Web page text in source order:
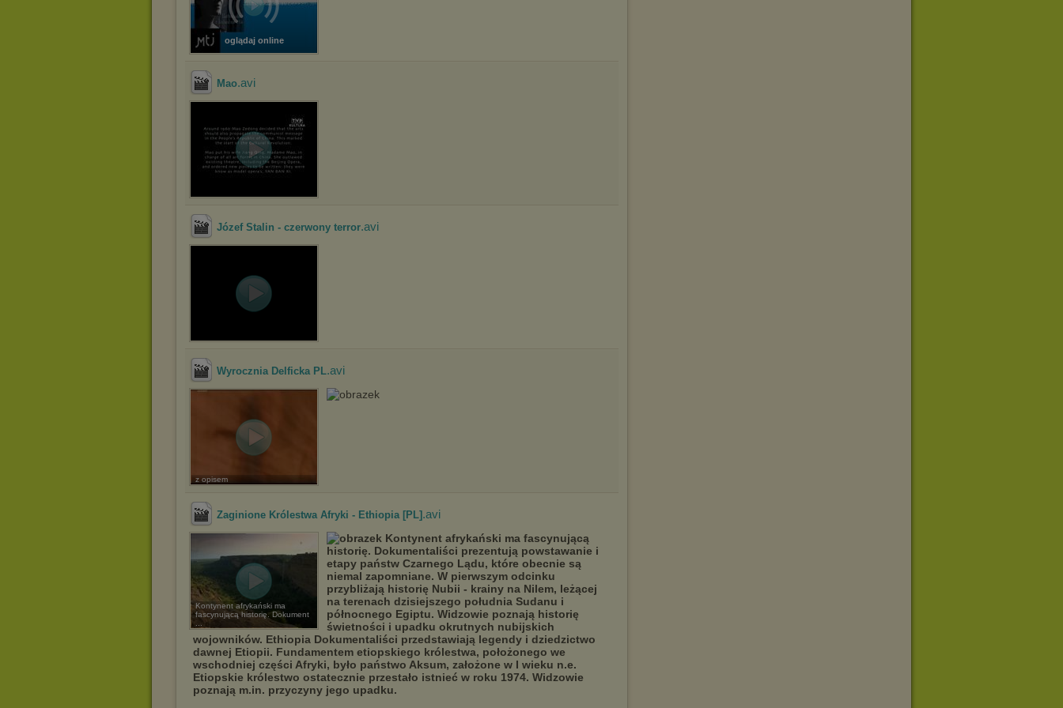
oglądaj online
Mao.avi
Józef Stalin - czerwony terror.avi
Wyrocznia Delficka PL.avi
z opisem
Zaginione Królestwa Afryki - Ethiopia [PL] .avi
Kontynent afrykański ma
fascynującą historię. Dokument
Kontynent afrykański ma fascynującą
historię. Dokumentaliści prezentują powstawanie i
etapy państw Czarnego Lądu, które obecnie są
niemal zapomniane. W pierwszym odcinku
przybliżają historię Nubii - krainy na Nilem, leżącej
na terenach dzisiejszego południa Sudanu i
północnego Egiptu. Widzowie poznają historię
świetności i upadku okrutnych nubijskich
wojowników. Ethiopia Dokumentaliści przedstawiają legendy i dziedzictwo
dawnej Etiopii. Fundamentem etiopskiego królestwa, położonego we
wschodniej części Afryki, było państwo Aksum, założone w I wieku n.e.
Etiopskie królestwo ostatecznie przestało istnieć w roku 1974. Widzowie
poznają m.in. przyczyny jego upadku.